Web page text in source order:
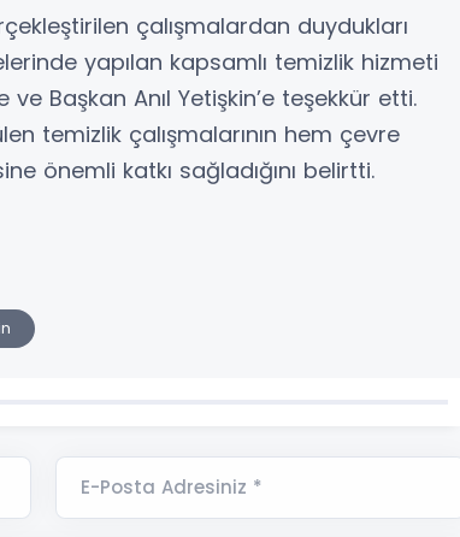
çalışmalardan duydukları
yapılan kapsamlı temizlik hizmeti
Başkan Anıl Yetişkin’e teşekkür etti.
temizlik çalışmalarının hem çevre
önemli katkı sağladığını belirtti.
E-Posta Adresiniz *